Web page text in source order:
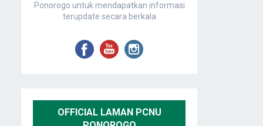
Ponorogo untuk mendapatkan informasi
terupdate secara berkala
OFFICIAL LAMAN PCNU